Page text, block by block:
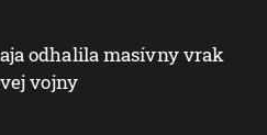
odhalila masívny vrak
vojny